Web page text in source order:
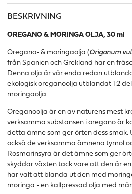
BESKRIVNING
OREGANO & MORINGA OLJA, 30 ml
Oregano- & moringaolja (Origanum
från Spanien och Grekland har en
Denna olja är vår enda redan
ekologisk oreganoolja utblandat 1:2
moringaolja.
Oreganoolja är en av naturens mest
verksamma substansen i oregano är
detta ämne som ger örten dess smak.
också de verksamma ämnena tymol
Rosmarinsyra är det ämne som ger
skyddar växten tack vare att den är
har valt att blanda ut den med
moringa - en kallpressad olja med